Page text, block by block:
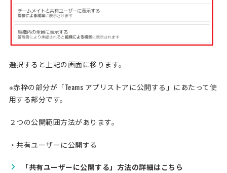
選択すると上記の画面に移ります。
※赤枠の部分が「Teams アプリストアに公開する」にあたって使
用する部分です。
２つの公開範囲方法があります。
・共有ユーザーに公開する
「共有ユーザーに公開する」方法の詳細はこちら